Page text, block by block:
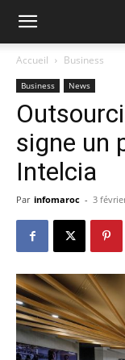
Accueil Business
Business News
signe un
Intelcia
Par infomaroc - 3